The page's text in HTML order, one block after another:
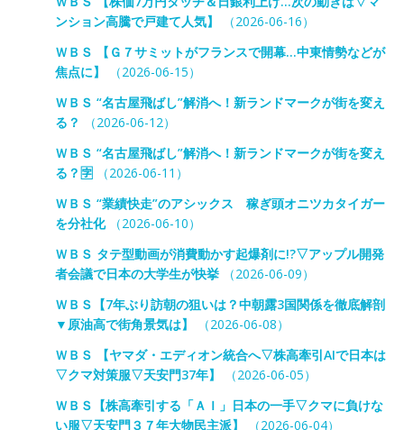
ンション高騰で戸建て人気】
（2026-06-16）
ＷＢＳ 【Ｇ７サミットがフランスで開幕…中東情勢などが
焦点に】
（2026-06-15）
ＷＢＳ “名古屋飛ばし”解消へ！新ランドマークが街を変え
る？
（2026-06-12）
ＷＢＳ “名古屋飛ばし”解消へ！新ランドマークが街を変え
る？🈑（2026-06-11）
ＷＢＳ “業績快走”のアシックス 稼ぎ頭オニツカタイガー
を分社化（2026-06-10）
ＷＢＳ タテ型動画が消費動かす起爆剤に!?▽アップル開発
者会議で日本の大学生が快挙（2026-06-09）
ＷＢＳ【7年ぶり訪朝の狙いは？中朝露3国関係を徹底解剖
▼原油高で街角景気は】
（2026-06-08）
ＷＢＳ 【ヤマダ・エディオン統合へ▽株高牽引AIで日本は
▽クマ対策服▽天安門37年】
（2026-06-05）
ＷＢＳ【株高牽引する「ＡＩ」日本の一手▽クマに負けな
い服▽天安門３７年大物民主派】
（2026-06-04）